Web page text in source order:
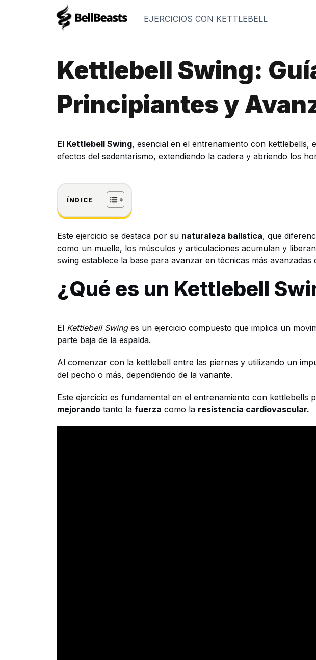
EJERCICIOS CON KETTLEBELL
Kettlebell Swing:
Principiantes y
El Kettlebell Swing, esencial en el entrenamiento con
efectos del sedentarismo, extendiendo la cadera y abriendo los
ÍNDICE
Este ejercicio se destaca por su naturaleza balística, que
como un muelle, los músculos y articulaciones acumulan y
swing establece la base para avanzar en técnicas más
¿Qué es un Kettlebell
El Kettlebell Swinges un ejercicio compuesto que implica un
parte baja de la espalda.
Al comenzar con la kettlebell entre las piernas y utilizando un
del pecho o más, dependiendo de la variante.
Este ejercicio es fundamental en el entrenamiento con
mejorando tanto la fuerza como la resistencia cardiovascular.